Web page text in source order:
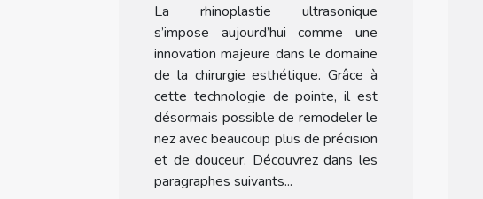
méthode douce ?
La rhinoplastie ultrasonique
s’impose aujourd’hui comme une
innovation majeure dans le domaine
de la chirurgie esthétique. Grâce à
cette technologie de pointe, il est
désormais possible de remodeler le
nez avec beaucoup plus de précision
et de douceur. Découvrez dans les
paragraphes suivants...